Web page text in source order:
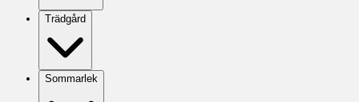
Trädgård
Sommarlek